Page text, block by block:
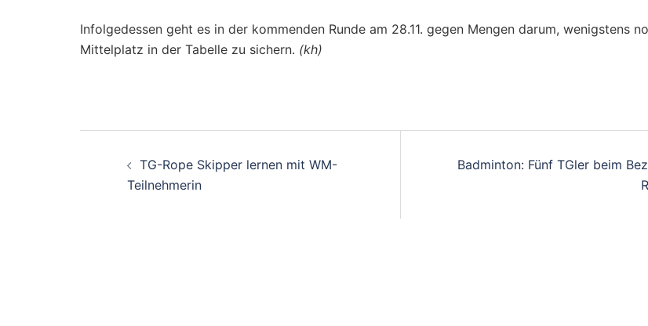
Infolgedessen geht es in der kommenden Runde am 28.11. gegen Mengen darum, wenigstens
Mittelplatz in der Tabelle zu sichern. (kh)
TG-Rope Skipper lernen mit WM-
Teilnehmerin
Badminton: Fünf TGler beim